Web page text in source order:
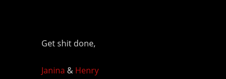
Get shit done,
Janina & Henry